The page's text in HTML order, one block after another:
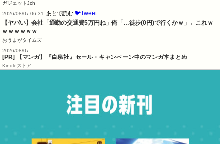
ガジェット2ch
2026/08/07 06:31
あとで読む 🐦Tweet
【ヤバい】会社「通勤の交通費5万円ね」俺「…徒歩(0円)で行くかｗ」←これｗ
ｗｗｗｗｗｗ
おうまがタイムズ
2026/08/07
[PR] 【マンガ】『白泉社』セール・キャンペーン中のマンガ本まとめ
Kindleストア